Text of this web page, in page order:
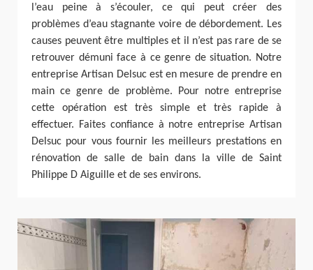
l’eau peine à s’écouler, ce qui peut créer des
problèmes d’eau stagnante voire de débordement. Les
causes peuvent être multiples et il n’est pas rare de se
retrouver démuni face à ce genre de situation. Notre
entreprise Artisan Delsuc est en mesure de prendre en
main ce genre de problème. Pour notre entreprise
cette opération est très simple et très rapide à
effectuer. Faites confiance à notre entreprise Artisan
Delsuc pour vous fournir les meilleurs prestations en
rénovation de salle de bain dans la ville de Saint
Philippe D Aiguille et de ses environs.